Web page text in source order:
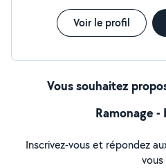
Voir le profil
Vous souhaitez
Ramonage -
Inscrivez-vous et répondez
vous